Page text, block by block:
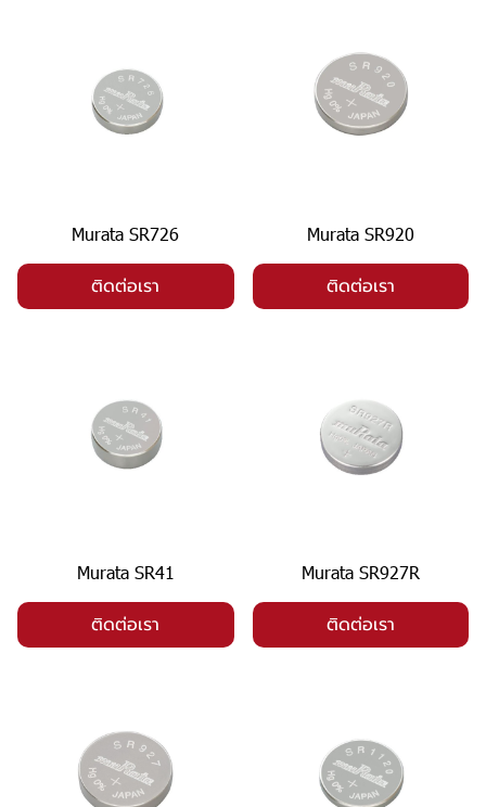
Murata SR726
ติดต่อเรา
Murata SR920
ติดต่อเรา
Murata SR41
ติดต่อเรา
Murata SR927R
ติดต่อเรา